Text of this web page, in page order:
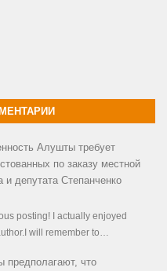
Алушты требует
по заказу местной
депутата Степанченко
posting! I actually enjoyed
will remember to…
предполагают, что